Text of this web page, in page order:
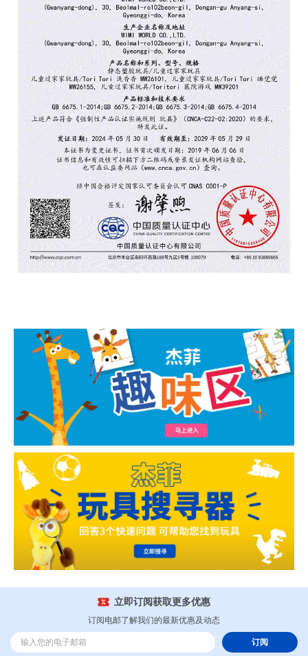
立即订阅获取更多优惠
订阅电邮了解我们的最新优惠及动态
订阅